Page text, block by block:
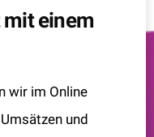
einem
wir im Online
und